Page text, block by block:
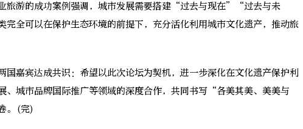
旅游的成功案例强调，城市发展需要搭建“过去与现在”“过去与未
全可以在保护生态环境的前提下，充分活化利用城市文化遗产，推动旅
嘉宾达成共识：希望以此次论坛为契机，进一步深化在文化遗产保护利
、城市品牌国际推广等领域的深度合作，共同书写“各美其美、美美与
。(完)